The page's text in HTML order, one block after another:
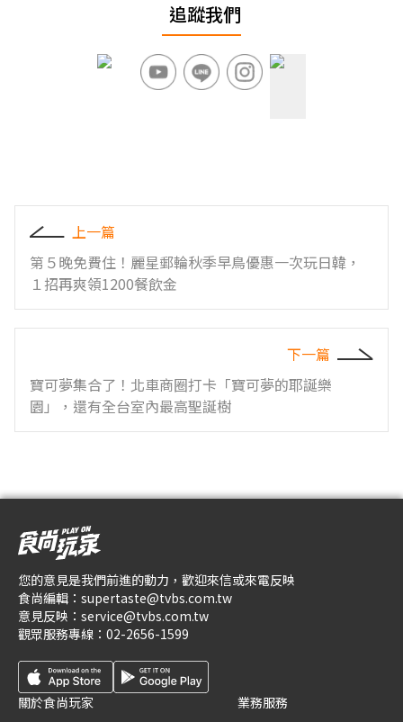
追蹤我們
上一篇
第５晚免費住！麗星郵輪秋季早鳥優惠一次玩日韓，
１招再爽領1200餐飲金
下一篇
寶可夢集合了！北車商圈打卡「寶可夢的耶誕樂
園」，還有全台室內最高聖誕樹
您的意見是我們前進的動力，歡迎來信或來電反映
食尚編輯： supertaste@tvbs.com.tw
意見反映： service@tvbs.com.tw
觀眾服務專線： 02-2656-1599
關於食尚玩家
業務服務